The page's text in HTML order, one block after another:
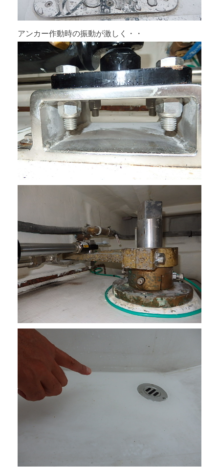
アンカー作動時の振動が激しく・・